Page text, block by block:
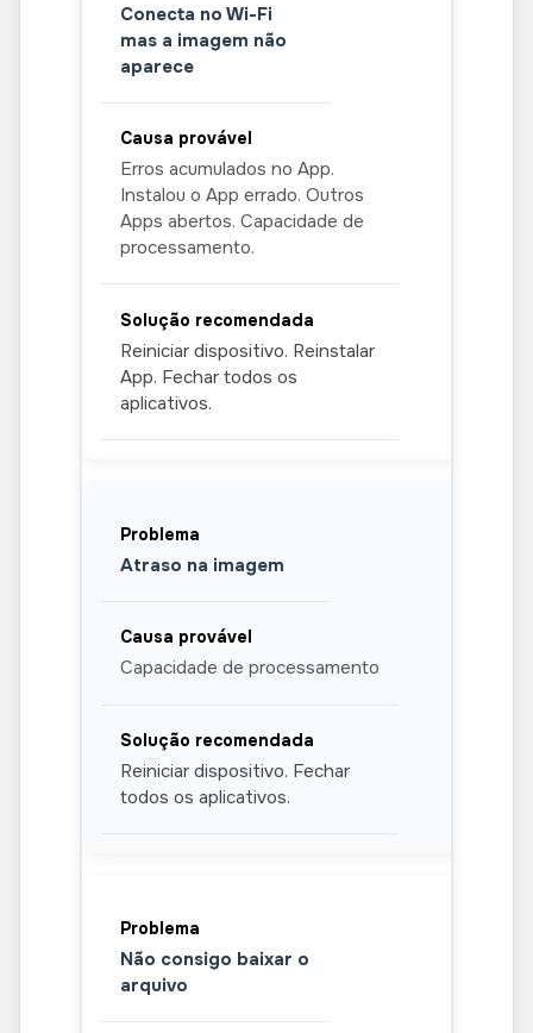
Conecta no Wi-Fi
mas a imagem não
aparece
Erros acumulados no App.
Instalou o App errado. Outros
Apps abertos. Capacidade de
processamento.
Reiniciar dispositivo. Reinstalar
App. Fechar todos os
aplicativos.
Atraso na imagem
Capacidade de processamento
Reiniciar dispositivo. Fechar
todos os aplicativos.
Não consigo baixar o
arquivo